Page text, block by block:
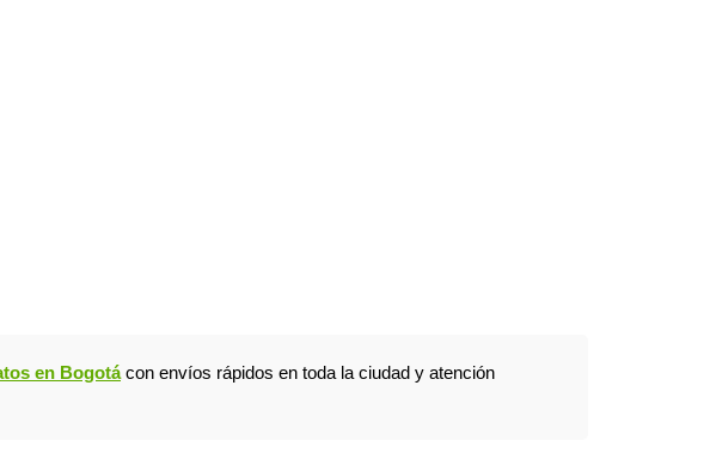
en Bogotácon envíos rápidos en toda la ciudad y atención